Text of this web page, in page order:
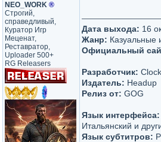
NEO_WORK ®
Строгий,
справедливый,
Куратор Игр
Меценат,
Реставратор,
Uploader 500+
RG Releasers
Дата выхода: 16
Жанр: Казуальные
Официальный
Разработчик:
Издатель: Headup
Релиз от: GOG
Язык интерфейса:
Итальянский и
Язык субтитров: